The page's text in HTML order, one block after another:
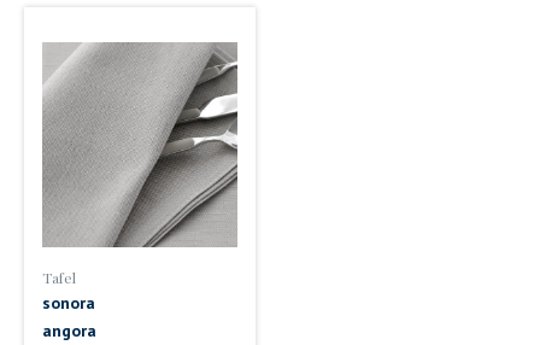
Tafel
sonora
angora